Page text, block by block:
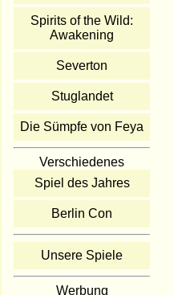
Spirits of the Wild:
Awakening
Severton
Stuglandet
Die Sümpfe von Feya
Verschiedenes
Spiel des Jahres
Berlin Con
Unsere Spiele
Werbung